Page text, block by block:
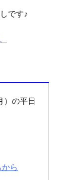
です♪
の平日
ら